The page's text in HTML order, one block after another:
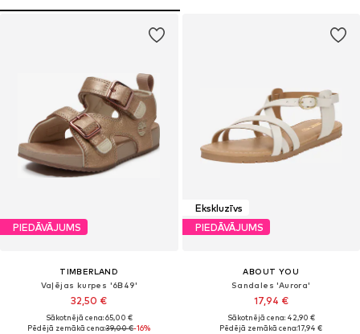
PIEDĀVĀJUMS
TIMBERLAND
Vaļējas kurpes '6B49'
32,50 €
Sākotnējā cena: 65,00 €
Pēdējā zemākā cena:39,00 €-16%
Ekskluzīvs
PIEDĀVĀJUMS
ABOUT YOU
Sandales 'Aurora'
17,94 €
Sākotnējā cena: 42,90 €
Pēdējā zemākā cena:17,94 €